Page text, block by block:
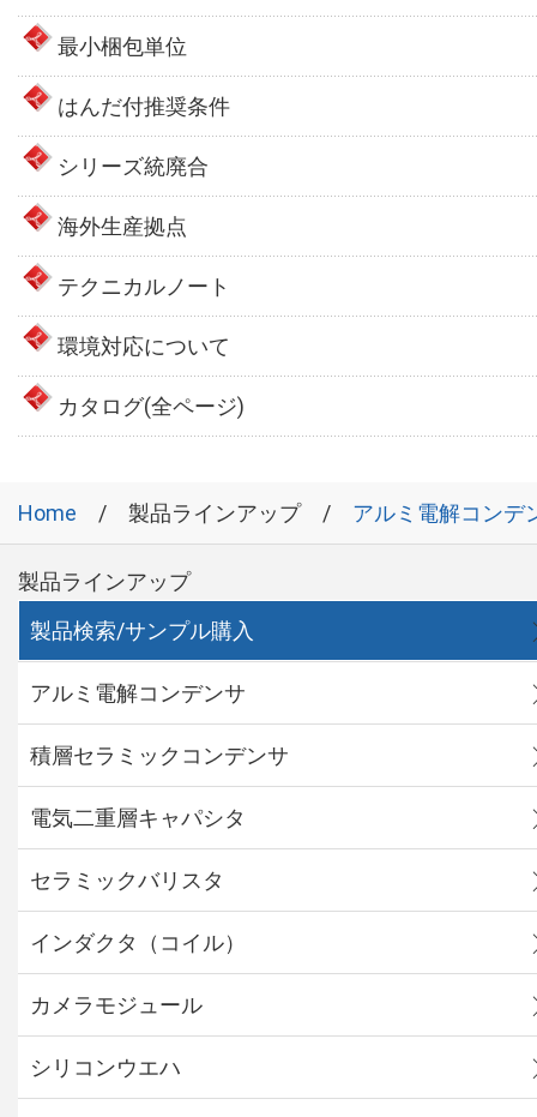
最小梱包単位
はんだ付推奨条件
シリーズ統廃合
海外生産拠点
テクニカルノート
環境対応について
カタログ(全ページ)
Home 製品ラインアップ アルミ電解コンデ
製品ラインアップ
製品検索/サンプル購入
アルミ電解コンデンサ
積層セラミックコンデンサ
電気二重層キャパシタ
セラミックバリスタ
インダクタ（コイル）
カメラモジュール
シリコンウエハ